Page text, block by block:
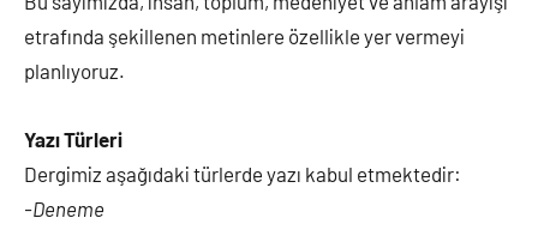
etrafında şekillenen metinlere özellikle yer vermeyi
planlıyoruz.
Yazı Türleri
Dergimiz aşağıdaki türlerde yazı kabul etmektedir:
-Deneme